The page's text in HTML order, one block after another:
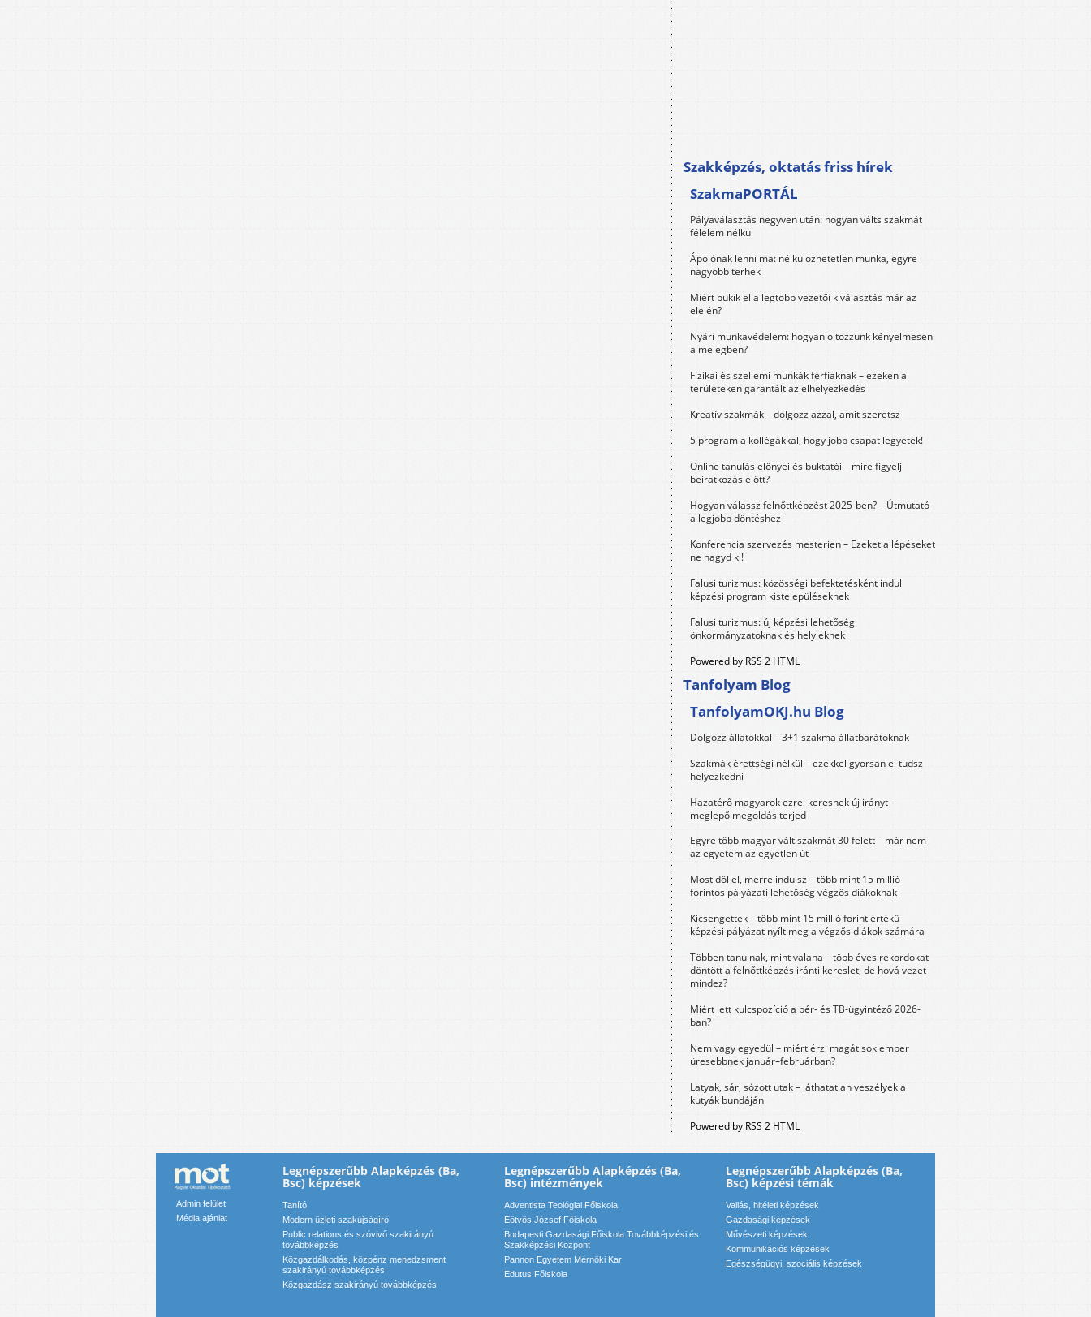
Szakképzés, oktatás friss hírek
SzakmaPORTÁL
Pályaválasztás negyven után: hogyan válts szakmát
félelem nélkül
Ápolónak lenni ma: nélkülözhetetlen munka, egyre
nagyobb terhek
Miért bukik el a legtöbb vezetői kiválasztás már az
elején?
Nyári munkavédelem: hogyan öltözzünk kényelmesen
a melegben?
Fizikai és szellemi munkák férfiaknak – ezeken a
területeken garantált az elhelyezkedés
Kreatív szakmák – dolgozz azzal, amit szeretsz
5 program a kollégákkal, hogy jobb csapat legyetek!
Online tanulás előnyei és buktatói – mire figyelj
beiratkozás előtt?
Hogyan válassz felnőttképzést 2025-ben? – Útmutató
a legjobb döntéshez
Konferencia szervezés mesterien – Ezeket a lépéseket
ne hagyd ki!
Falusi turizmus: közösségi befektetésként indul
képzési program kistelepüléseknek
Falusi turizmus: új képzési lehetőség
önkormányzatoknak és helyieknek
Powered by RSS 2 HTML
Tanfolyam Blog
TanfolyamOKJ.hu Blog
Dolgozz állatokkal – 3+1 szakma állatbarátoknak
Szakmák érettségi nélkül – ezekkel gyorsan el tudsz
helyezkedni
Hazatérő magyarok ezrei keresnek új irányt –
meglepő megoldás terjed
Egyre több magyar vált szakmát 30 felett – már nem
az egyetem az egyetlen út
Most dől el, merre indulsz – több mint 15 millió
forintos pályázati lehetőség végzős diákoknak
Kicsengettek – több mint 15 millió forint értékű
képzési pályázat nyílt meg a végzős diákok számára
Többen tanulnak, mint valaha – több éves rekordokat
döntött a felnőttképzés iránti kereslet, de hová vezet
mindez?
Miért lett kulcspozíció a bér- és TB-ügyintéző 2026-
ban?
Nem vagy egyedül – miért érzi magát sok ember
üresebbnek január–februárban?
Latyak, sár, sózott utak – láthatatlan veszélyek a
kutyák bundáján
Powered by RSS 2 HTML
Admin felület
Média ajánlat
Legnépszerűbb Alapképzés (Ba,
Bsc) képzések
Tanító
Modern üzleti szakújságíró
Public relations és szóvivő szakirányú
továbbképzés
Közgazdálkodás, közpénz menedzsment
szakirányú továbbképzés
Közgazdász szakirányú továbbképzés
Legnépszerűbb Alapképzés (Ba,
Bsc) intézmények
Adventista Teológiai Főiskola
Eötvös József Főiskola
Budapesti Gazdasági Főiskola Továbbképzési és
Szakképzési Központ
Pannon Egyetem Mérnöki Kar
Edutus Főiskola
Legnépszerűbb Alapképzés (Ba,
Bsc) képzési témák
Vallás, hitéleti képzések
Gazdasági képzések
Művészeti képzések
Kommunikációs képzések
Egészségügyi, szociális képzések